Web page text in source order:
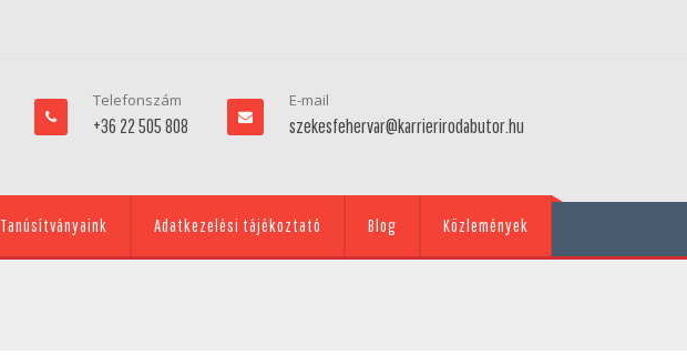
Telefonszám
+36 22 505 808
E-mail
szekesfehervar@karrierirodabutor.hu
Tanúsítványaink Adatkezelési tájékoztató Blog Közlemények